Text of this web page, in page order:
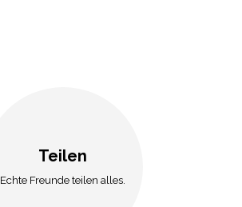
Teilen
Echte Freunde teilen alles.